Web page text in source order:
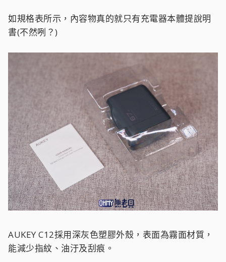
如規格表所示，內容物真的就只有充電器本體提說明
書(不然咧？)
AUKEY C12採用深灰色塑膠外殼，表面為霧面材質，
能減少指紋、油汙及刮痕。